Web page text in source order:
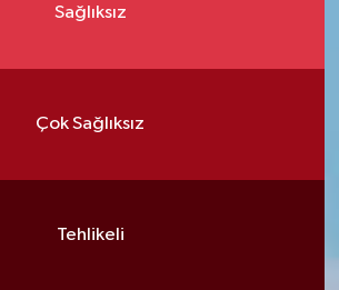
Sağlıksız
Çok Sağlıksız
Tehlikeli